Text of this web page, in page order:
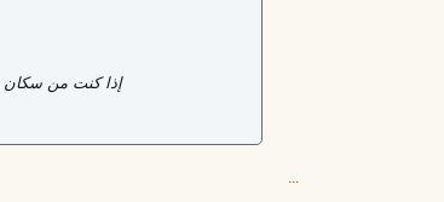
إذا كنت من سكان
...